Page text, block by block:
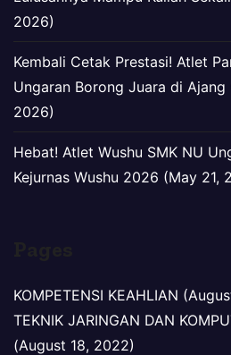
2026)
Kembali Cetak Prestasi! Atlet
Ungaran Borong Juara di
2026)
Hebat! Atlet Wushu SMK NU
Kejurnas Wushu 2026 (May 21,
KOMPETENSI KEAHLIAN
TEKNIK JARINGAN DAN
(August 18, 2022)